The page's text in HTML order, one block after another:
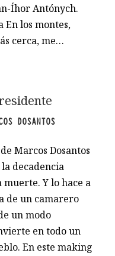
Íhor Antónych.
los montes,
cerca, me…
DOSANTOS
Marcos Dosantos
decadencia
Y lo hace a
de un camarero
un modo
en todo un
En este making